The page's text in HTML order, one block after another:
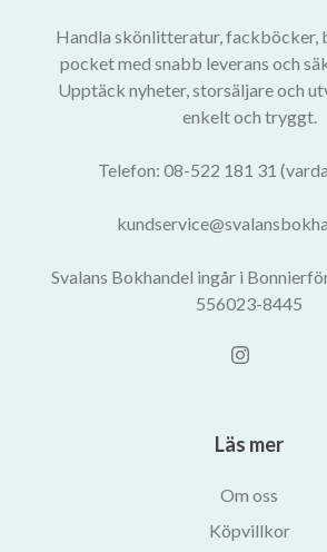
Handla skönlitteratur, fackböcker,
pocket med snabb leverans och
Upptäck nyheter, storsäljare och
enkelt och tryggt.
Telefon: 08-522 181 31
Svalans Bokhandel ingår i
556023-8445
Läs mer
Om oss
Köpvillkor